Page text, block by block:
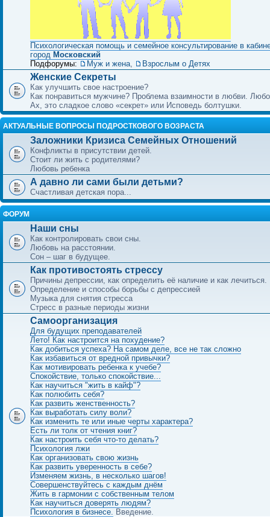
Психологическая помощь и семейное консультирование в
город Московский
Подфорумы:
Муж и жена, Взрослым о Детях
Женские Секреты
Как улучшить свое настроение?
Как понравиться мужчине? Проблема взаимности в любви.
Ах, это сладкое слово «секрет» или Исповедь болтушки.
АКТУАЛЬНЫЕ ВОПРОСЫ ПОДРОСТКОВОГО ВОЗРАСТА
Заложники Кризиса Семейных Отношений
Конфликты в присутствии детей.
Стоит ли жить с родителями?
Любовь ребенка
А давно ли сами были детьми?
Счастливая детская пора...
ФОРУМ
Наши сны
Как контролировать свои сны.
Любовь на расстоянии.
Сон – шаг в будущее.
Как противостоять стрессу
Причины депрессии, как определить её наличие и как лечиться.
Определение и способы борьбы с депрессией
Музыка для снятия стресса
Стресс в разные периоды жизни
Самоорганизация
Для будущих преподавателей
Лето! Как настроится на похудение?
Как добиться успеха? На самом деле, все не так сложно
Как избавиться от вредной привычки?
Как мотивировать ребенка к учебе?
Спокойствие, только спокойствие...
Как научиться "жить в кайф"?
Как полюбить себя?
Как развить женственность?
Как выработать силу воли?
Как изменить те или иные черты характера?
Есть ли толк от чтения книг?
Как настроить себя что-то делать?
Психология лжи
Как организовать свою жизнь
Как развить уверенность в себе?
Изменяем жизнь, в несколько шагов!
Совершенствуйтесь с каждым днём
Жить в гармонии с собственным телом
Как научиться доверять людям?
Психология в бизнесе. Введение.